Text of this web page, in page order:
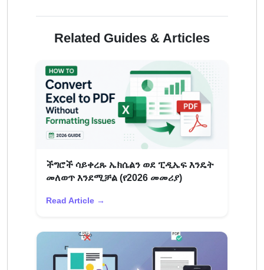
Related Guides & Articles
ችግሮች ሳይቀረጹ ኤክሴልን ወደ ፒዲኤፍ እንዴት
መለወጥ እንደሚቻል (የ2026 መመሪያ)
Read Article →